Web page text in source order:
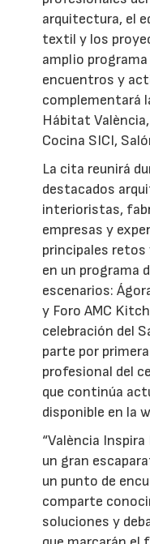
arquitectura, el
textil y los
amplio
encuentros y
complementará
Hábitat
Cocina SICI,
La cita reunirá
destacados
interioristas,
empresas y
principales
en un programa
escenarios:
y Foro AMC
celebración del
parte por
profesional del
que continúa
disponible en la
“València
un gran
un punto de
comparte
soluciones y